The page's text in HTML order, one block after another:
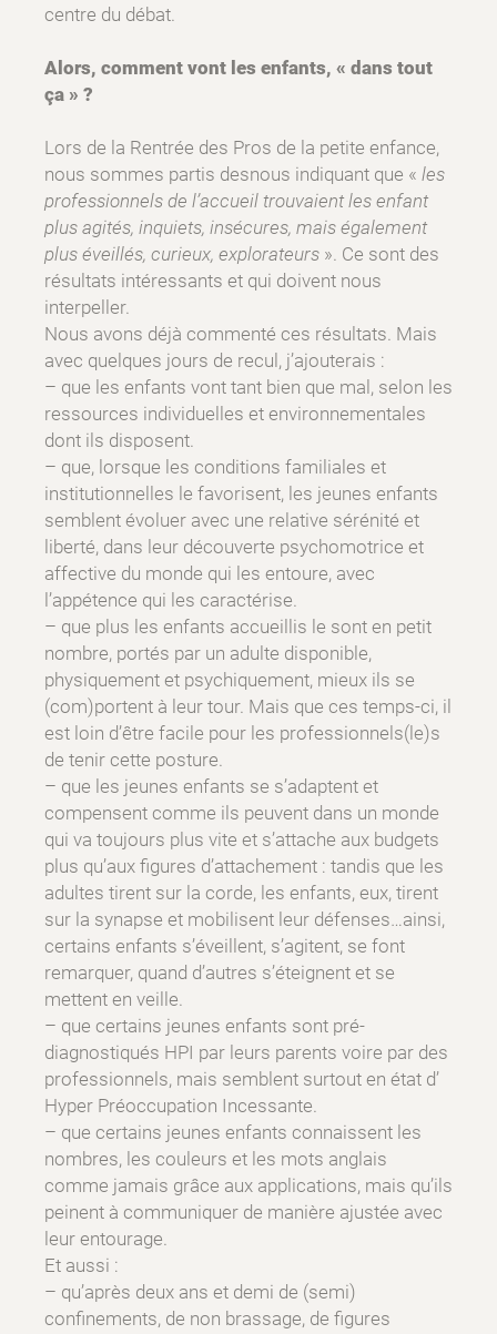
centre du débat.
Alors, comment vont les enfants, « dans tout
ça » ?
Lors de la Rentrée des Pros de la petite enfance,
nous sommes partis desnous indiquant que « les
professionnels de l’accueil trouvaient les enfant
plus agités, inquiets, insécures, mais également
plus éveillés, curieux, explorateurs ». Ce sont des
résultats intéressants et qui doivent nous
interpeller.
Nous avons déjà commenté ces résultats. Mais
avec quelques jours de recul, j’ajouterais :
– que les enfants vont tant bien que mal, selon les
ressources individuelles et environnementales
dont ils disposent.
– que, lorsque les conditions familiales et
institutionnelles le favorisent, les jeunes enfants
semblent évoluer avec une relative sérénité et
liberté, dans leur découverte psychomotrice et
affective du monde qui les entoure, avec
l’appétence qui les caractérise.
– que plus les enfants accueillis le sont en petit
nombre, portés par un adulte disponible,
physiquement et psychiquement, mieux ils se
(com)portent à leur tour. Mais que ces temps-ci, il
est loin d’être facile pour les professionnels(le)s
de tenir cette posture.
– que les jeunes enfants se s’adaptent et
compensent comme ils peuvent dans un monde
qui va toujours plus vite et s’attache aux budgets
plus qu’aux figures d’attachement : tandis que les
adultes tirent sur la corde, les enfants, eux, tirent
sur la synapse et mobilisent leur défenses…ainsi,
certains enfants s’éveillent, s’agitent, se font
remarquer, quand d’autres s’éteignent et se
mettent en veille.
– que certains jeunes enfants sont pré-
diagnostiqués HPI par leurs parents voire par des
professionnels, mais semblent surtout en état d’
Hyper Préoccupation Incessante.
– que certains jeunes enfants connaissent les
nombres, les couleurs et les mots anglais
comme jamais grâce aux applications, mais qu’ils
peinent à communiquer de manière ajustée avec
leur entourage.
Et aussi :
– qu’après deux ans et demi de (semi)
confinements, de non brassage, de figures